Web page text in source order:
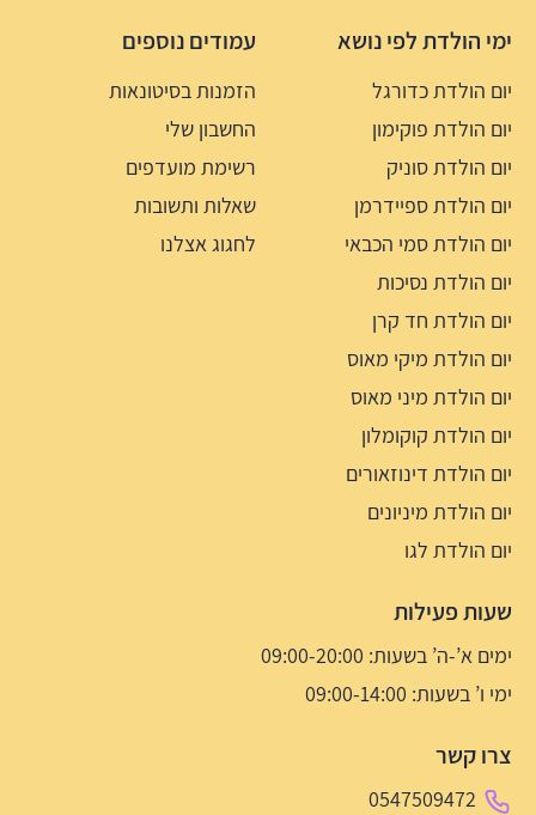
ימי הולדת לפי נושא
יום הולדת כדורגל
יום הולדת פוקימון
יום הולדת סוניק
יום הולדת ספיידרמן
יום הולדת סמי הכבאי
יום הולדת נסיכות
יום הולדת חד קרן
יום הולדת מיקי מאוס
יום הולדת מיני מאוס
יום הולדת קוקומלון
יום הולדת דינוזאורים
יום הולדת מיניונים
יום הולדת לגו
עמודים נוספים
הזמנות בסיטונאות
החשבון שלי
רשימת מועדפים
שאלות ותשובות
לחגוג אצלנו
שעות פעילות
ימים א’-ה’ בשעות: 09:00-20:00
ימי ו’ בשעות: 09:00-14:00
צרו קשר
0547509472